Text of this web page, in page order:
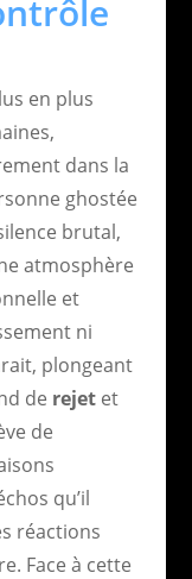
en plus
dans la
ghostée
brutal,
atmosphère
et
ni
plongeant
de rejetet
de
qu’il
réactions
Face à cette